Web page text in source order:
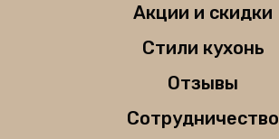
Акции и скидки
Стили кухонь
Отзывы
Сотрудничество